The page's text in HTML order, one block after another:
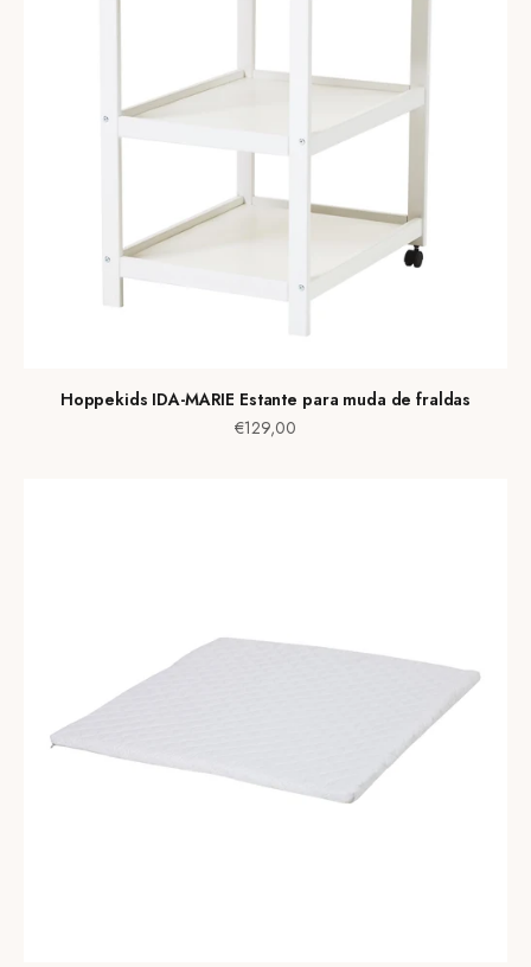
Hoppekids IDA-MARIE Estante para muda de fraldas
Preço de venda
€129,00